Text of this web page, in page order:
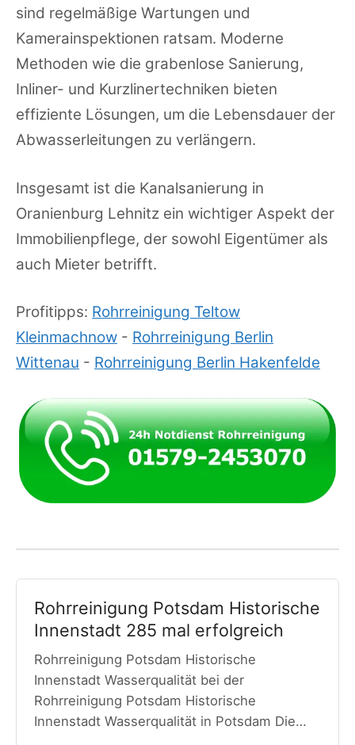
sind regelmäßige Wartungen und
Kamerainspektionen ratsam. Moderne
Methoden wie die grabenlose Sanierung,
Inliner- und Kurzlinertechniken bieten
effiziente Lösungen, um die Lebensdauer der
Abwasserleitungen zu verlängern.
Insgesamt ist die Kanalsanierung in
Oranienburg Lehnitz ein wichtiger Aspekt der
Immobilienpflege, der sowohl Eigentümer als
auch Mieter betrifft.
Profitipps: Rohrreinigung Teltow
Kleinmachnow - Rohrreinigung Berlin
Wittenau - Rohrreinigung Berlin Hakenfelde
Rohrreinigung Potsdam Historische
Innenstadt 285 mal erfolgreich
Rohrreinigung Potsdam Historische
Innenstadt Wasserqualität bei der
Rohrreinigung Potsdam Historische
Innenstadt Wasserqualität in Potsdam Die…